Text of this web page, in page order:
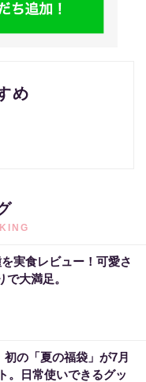
め
実食レビュー！可愛さ
大満足。
初の「夏の福袋」が7月
。日常使いできるグッ